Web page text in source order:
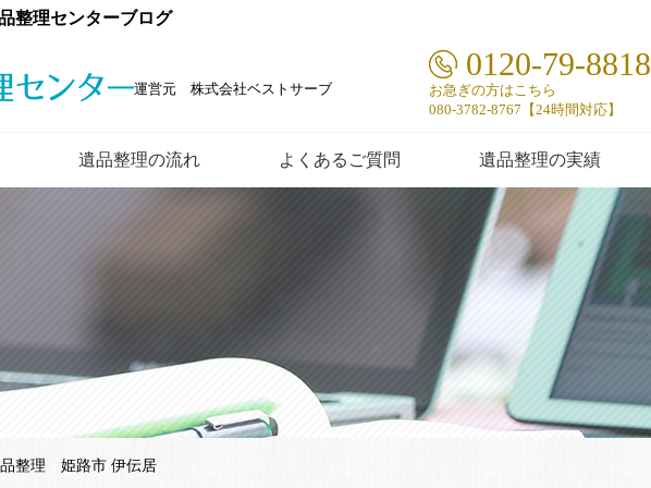
整理センターブログ
運営元 株式会社ベストサーブ
0120-79-8818
お急ぎの方はこちら
080-3782-8767【24時間対応】
遺品整理の流れ よくあるご質問 遺品整理の実績
整理 姫路市 伊伝居